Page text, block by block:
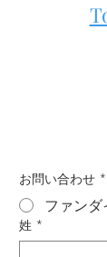
お問い合わせ *
ファン
姓 *